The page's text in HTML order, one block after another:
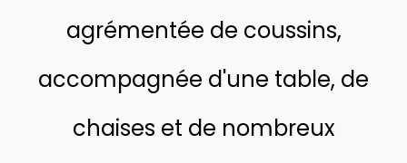
agrémentée de coussins,
accompagnée d'une table, de
chaises et de nombreux